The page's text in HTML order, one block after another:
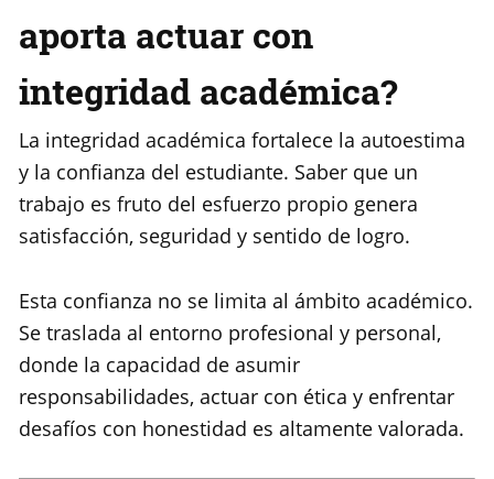
aporta actuar con
integridad académica?
La integridad académica fortalece la autoestima
y la confianza del estudiante. Saber que un
trabajo es fruto del esfuerzo propio genera
satisfacción, seguridad y sentido de logro.
Esta confianza no se limita al ámbito académico.
Se traslada al entorno profesional y personal,
donde la capacidad de asumir
responsabilidades, actuar con ética y enfrentar
desafíos con honestidad es altamente valorada.